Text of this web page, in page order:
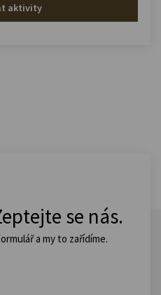
aktivity
se nás.
a my to zařídíme.